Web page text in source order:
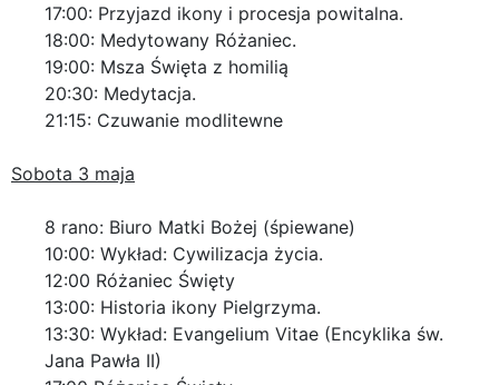
17:00: Przyjazd ikony i procesja powitalna.
18:00: Medytowany Różaniec.
19:00: Msza Święta z homilią
20:30: Medytacja.
21:15: Czuwanie modlitewne
Sobota 3 maja
8 rano: Biuro Matki Bożej (śpiewane)
10:00: Wykład: Cywilizacja życia.
12:00 Różaniec Święty
13:00: Historia ikony Pielgrzyma.
13:30: Wykład: Evangelium Vitae (Encyklika św.
Jana Pawła II)